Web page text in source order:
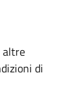
altre
di